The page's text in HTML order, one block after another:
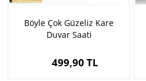
Böyle Çok Güzeliz Kare
Duvar Saati
499,90 TL